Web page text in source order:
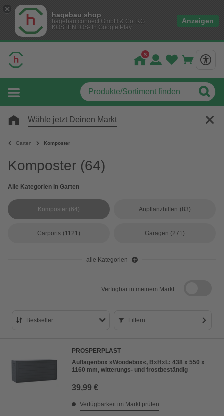
hagebau shop
hagebau connect GmbH & Co. KG
KOSTENLOS- In Google Play
Anzeigen
Wähle jetzt Deinen Markt
Garten Komposter
Komposter (64)
Alle Kategorien in Garten
Komposter (64) Anpflanzhilfen (83)
Carports (1121) Garagen (271)
alle Kategorien
Verfügbar in meinem Markt
Bestseller
Preis aufsteigend
Filtern
PROSPERPLAST
Auflagenbox »Woodebox«, BxHxL: 438 x 550 x
1160 mm, witterungs- und frostbeständig
39,99 €
Verfügbarkeit im Markt prüfen